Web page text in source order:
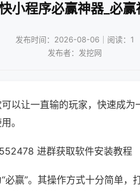
小程序必赢神器_必
发布时间：2026-08-06｜阅读：1
发布者：发挖网
以让一直输的玩家，快速成为
。
进群获取软件安装教程
必赢”。其操作方式十分简单，